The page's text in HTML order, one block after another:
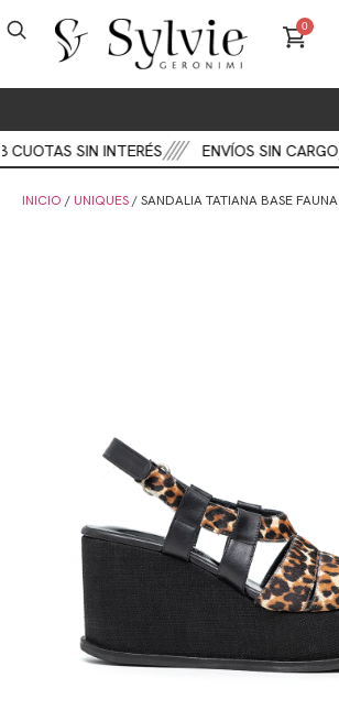
0
SIN INTERÉS ENVÍOS SIN CARGO
INICIO / UNIQUES/ SANDALIA TATIANA BASE FAUNA